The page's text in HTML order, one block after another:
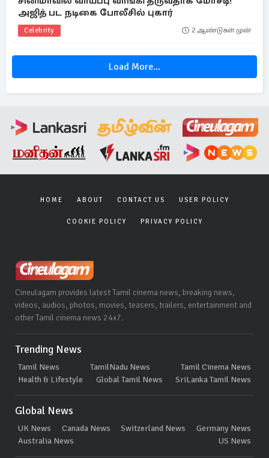
அஜித் பட நடிகை போலீசில் புகார்
Celebrity 2 ஆண்டுகள் முன்
Load More...
HOME ABOUT CONTACT US USER POLICY
COOKIE POLICY PRIVACY POLICY
Cineulagam provides latest Tamil cinema news, breaking news,
videos, audios, photos, movies, teasers, trailers, entertainment and
other Tamil cinema news 24x7.
Trending News
Tamil News TamilNadu News
Tamil Cinema News
Health & Lifestyle
Global Tamil News SriLanka Tamil News
Global News
UK News Canada News Switzerland News
Germany News
Australia News
US News